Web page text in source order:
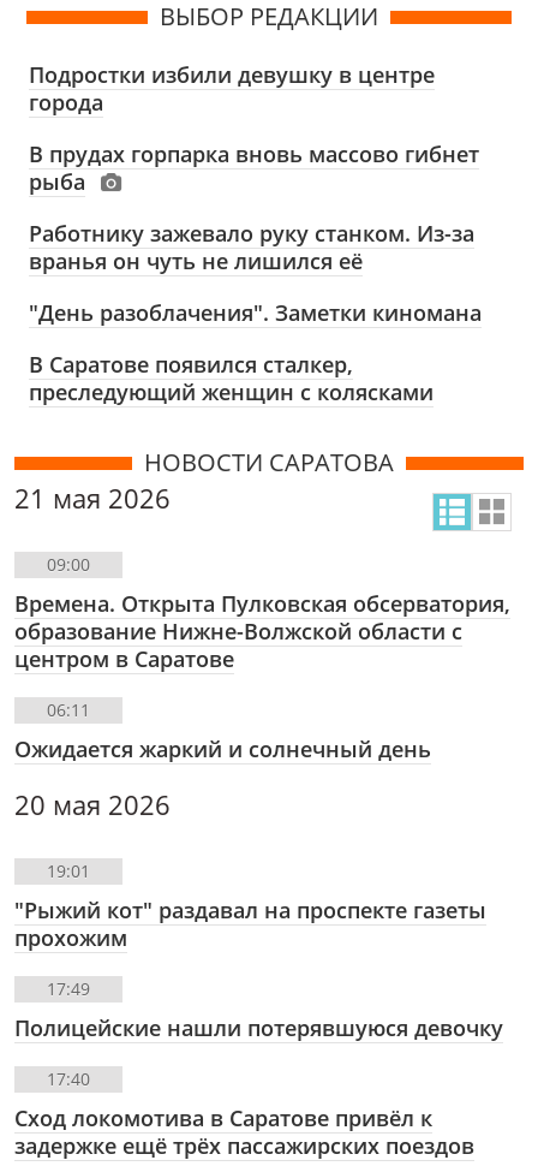
ВЫБОР РЕДАКЦИИ
Подростки избили девушку в центре
города
В прудах горпарка вновь массово гибнет
рыба
Работнику зажевало руку станком. Из-за
вранья он чуть не лишился её
"День разоблачения". Заметки киномана
В Саратове появился сталкер,
преследующий женщин с колясками
НОВОСТИ САРАТОВА
21 мая 2026
09:00
Времена. Открыта Пулковская обсерватория,
образование Нижне-Волжской области с
центром в Саратове
06:11
Ожидается жаркий и солнечный день
20 мая 2026
19:01
"Рыжий кот" раздавал на проспекте газеты
прохожим
17:49
Полицейские нашли потерявшуюся девочку
17:40
Сход локомотива в Саратове привёл к
задержке ещё трёх пассажирских поездов